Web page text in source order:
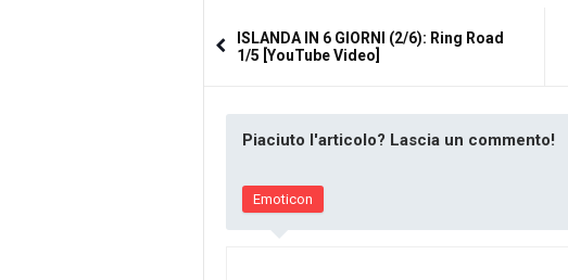
ISLANDA IN 6 GIORNI (2/6): Ring Road
1/5 [YouTube Video]
Piaciuto l'articolo? Lascia un commento!
Emoticon